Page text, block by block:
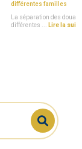
différentes familles
La séparation des douala
différentes ... Lire la